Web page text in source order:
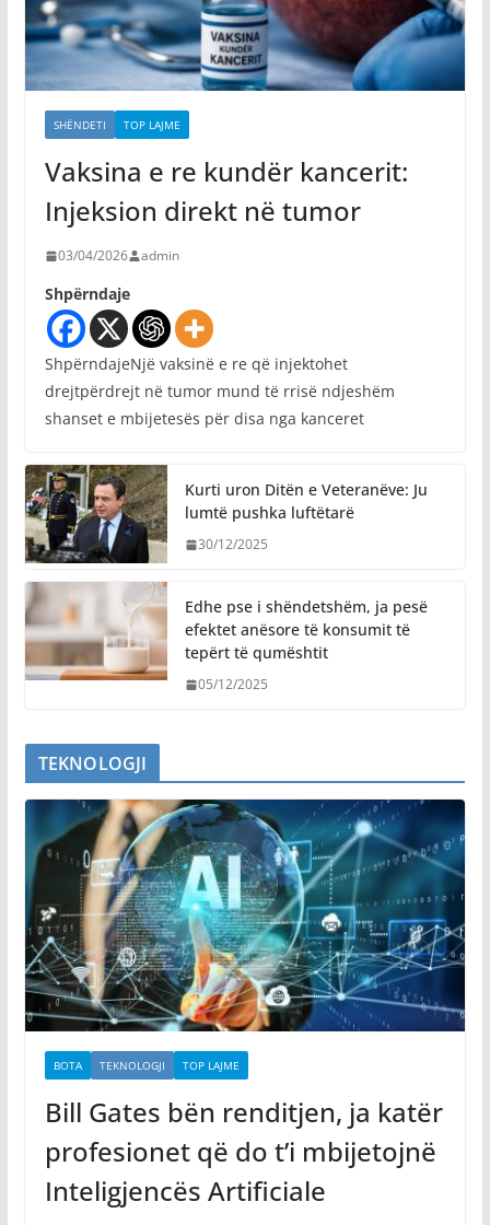
SHËNDETI TOP LAJME
Vaksina e re kundër kancerit:
Injeksion direkt në tumor
03/04/2026 admin
Shpërndaje
ShpërndajeNjë vaksinë e re që injektohet
drejtpërdrejt në tumor mund të rrisë ndjeshëm
shanset e mbijetesës për disa nga kanceret
Kurti uron Ditën e Veteranëve: Ju
lumtë pushka luftëtarë
30/12/2025
Edhe pse i shëndetshëm, ja pesë
efektet anësore të konsumit të
tepërt të qumështit
05/12/2025
TEKNOLOGJI
BOTA TEKNOLOGJI TOP LAJME
Bill Gates bën renditjen, ja katër
profesionet që do t’i mbijetojnë
Inteligjencës Artificiale